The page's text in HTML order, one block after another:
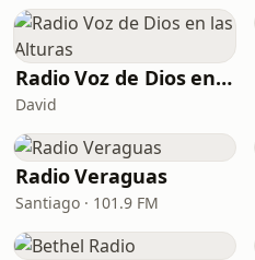
Radio Voz de Dios en las Alturas
David
Radio Veraguas
Santiago · 101.9 FM